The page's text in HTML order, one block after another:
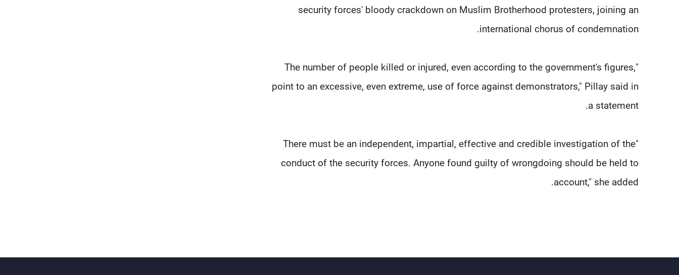
security forces' bloody crackdown on Muslim Brotherhood protesters, joining an
international chorus of condemnation.
"The number of people killed or injured, even according to the government's figures,
point to an excessive, even extreme, use of force against demonstrators," Pillay said in
a statement.
"There must be an independent, impartial, effective and credible investigation of the
conduct of the security forces. Anyone found guilty of wrongdoing should be held to
account," she added.